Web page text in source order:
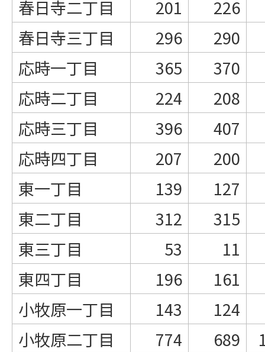
春日寺二丁目 201
226
春日寺三丁目
296
290
応時一丁目
365
370
応時二丁目
224
208
応時三丁目
396
407
応時四丁目
207
200
東一丁目
139
127
東二丁目
312
315
東三丁目
53
11
東四丁目
196
161
小牧原一丁目
143
124
小牧原二丁目
774 689